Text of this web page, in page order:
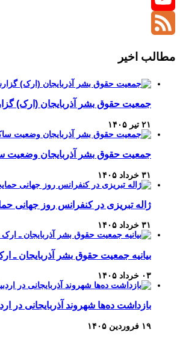
YouTube
مطالب اخیر
جمعیت حقوق بشر آذربایجان (ارک)
۲۱ تیر ۱۴۰۵
جمعیت حقوق بشر آذربایجان وضعیت
۳۱ خرداد ۱۴۰۵
ژاله تبریزی در کنفرانس روز جهانی
۳۱ خرداد ۱۴۰۵
بیانیه جمعیت حقوق بشر آذربایجان
۰۳ خرداد ۱۴۰۵
بازداشت ده‌ها شهروند آذربایجانی در
۱۹ فروردین ۱۴۰۵